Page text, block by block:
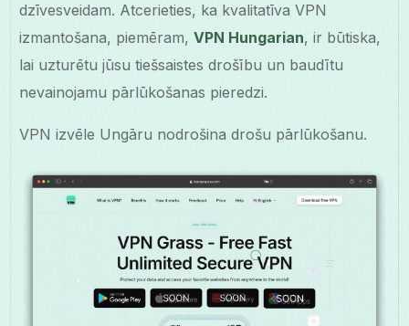
dzīvesveidam. Atcerieties, ka kvalitatīva VPN
izmantošana, piemēram,VPN Hungarian, ir būtiska,
lai uzturētu jūsu tiešsaistes drošību un baudītu
nevainojamu pārlūkošanas pieredzi.
VPN izvēle Ungāru nodrošina drošu pārlūkošanu.